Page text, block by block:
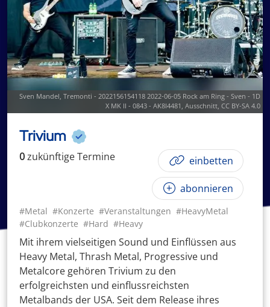
Sven Mandel, Tremonti - 2022156154118 2022-06-05 Rock am Ring - Sven - 1D
X MK II - 0843 - AK8I4481 , Ausschnitt, CC BY-SA 4.0
Trivium
0zukünftigeTermine einbetten
abonnieren
#Metal #Konzerte #Veranstaltungen #HeavyMetal
#Clubkonzerte #Hard #Heavy
Mit ihrem vielseitigen Sound und Einflüssen aus
Heavy Metal, Thrash Metal, Progressive und
Metalcore gehören Trivium zu den
erfolgreichsten und einflussreichsten
Metalbands der USA. Seit dem Release ihres